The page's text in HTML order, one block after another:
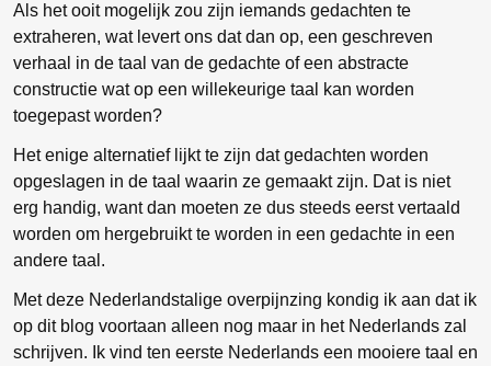
Als het ooit mogelijk zou zijn iemands gedachten te
extraheren, wat levert ons dat dan op, een geschreven
verhaal in de taal van de gedachte of een abstracte
constructie wat op een willekeurige taal kan worden
toegepast worden?
Het enige alternatief lijkt te zijn dat gedachten worden
opgeslagen in de taal waarin ze gemaakt zijn. Dat is niet
erg handig, want dan moeten ze dus steeds eerst vertaald
worden om hergebruikt te worden in een gedachte in een
andere taal.
Met deze Nederlandstalige overpijnzing kondig ik aan dat ik
op dit blog voortaan alleen nog maar in het Nederlands zal
schrijven. Ik vind ten eerste Nederlands een mooiere taal en